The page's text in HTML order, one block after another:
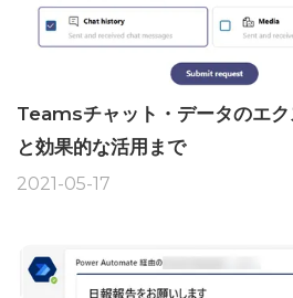
Teamsチャット・データのエ
と効果的な活用まで
2021-05-17